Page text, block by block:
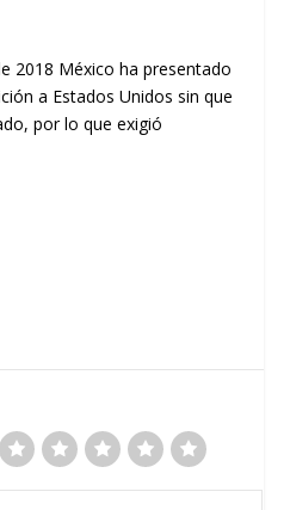
2018 México ha presentado
a Estados Unidos sin que
por lo que exigió